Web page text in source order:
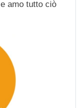
e amo tutto ciò